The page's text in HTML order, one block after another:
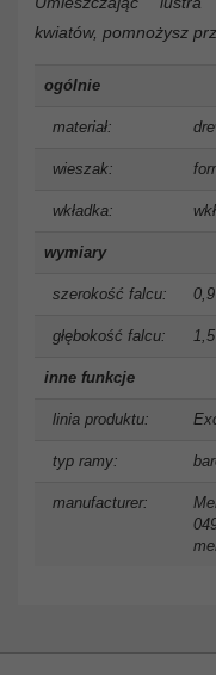
kwiatów, pomnożysz
ogólnie
materiał:
wieszak:
wkładka:
wymiary
szerokość falcu:
głębokość falcu:
inne funkcje
linia produktu:
typ ramy:
manufacturer: